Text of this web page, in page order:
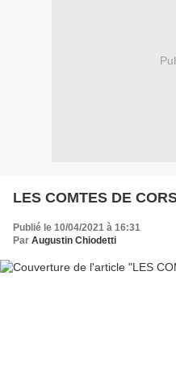
LES COMTES DE
Publié le 10/04/2021 à 16:31
Par Augustin Chiodetti